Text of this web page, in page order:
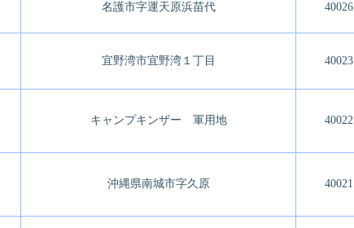
名護市字運天原浜苗代 40026
宜野湾市宜野湾１丁目 40023
キャンプキンザー 軍用地 40022
沖縄県南城市字久原 40021